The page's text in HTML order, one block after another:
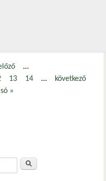
…
13 14 …
következő
»